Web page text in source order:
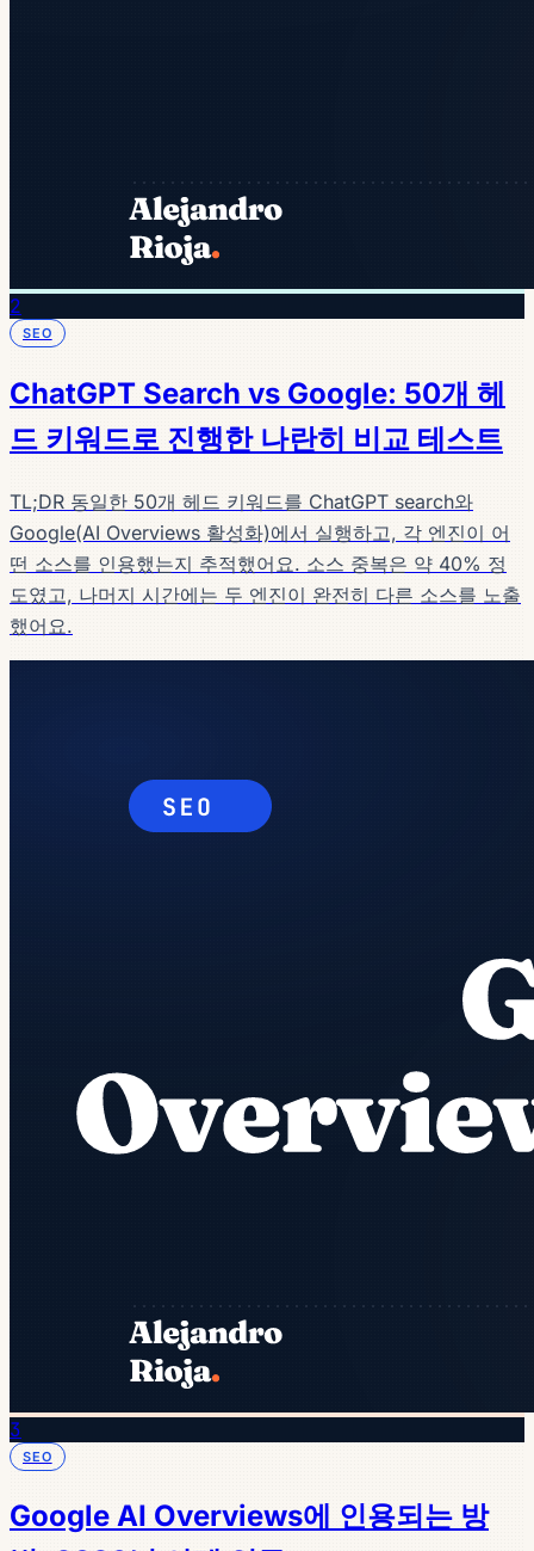
2
SEO
ChatGPT Search vs Google: 50개 헤
드 키워드로 진행한 나란히 비교 테스트
TL;DR 동일한 50개 헤드 키워드를 ChatGPT search와
Google(AI Overviews 활성화)에서 실행하고, 각 엔진이 어
떤 소스를 인용했는지 추적했어요. 소스 중복은 약 40% 정
도였고, 나머지 시간에는 두 엔진이 완전히 다른 소스를 노출
했어요.
3
SEO
Google AI Overviews에 인용되는 방